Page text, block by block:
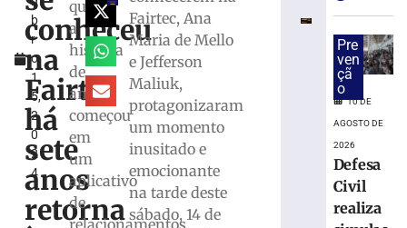
b
r
o
1
5,
2
0
2
4
conheceu
na
Fairtec
há
sete
anos
retorna
que
a
história
de
amor
começou
em
um
aplicativo
de
Fairtec, Ana
Maria de Mello
e Jefferson
Maliuk,
protagonizaram
um momento
inusitado e
emocionante
na tarde deste
sábado, 14 de
após
submeter
próprios
filhos
maus-
tratos
Pre
ven
çã
o
10 DE
AGOSTO DE
2026
Defesa
Civil
realiza